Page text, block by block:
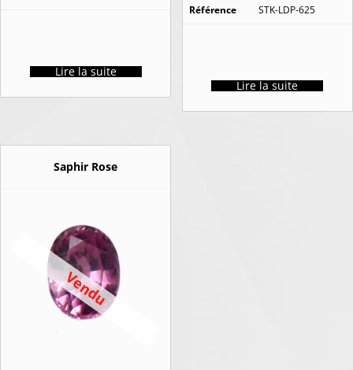
Lire la suite
Référence STK-LDP-625
Lire la suite
Saphir Rose
Vendu